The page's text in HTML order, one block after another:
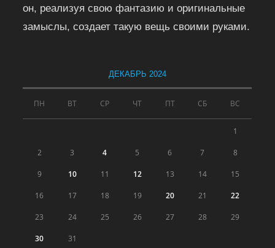
он, реализуя свою фантазию и оригинальные
замыслы, создает такую вещь своими руками.
ДЕКАБРЬ 2024
ПН ВТ СР ЧТ ПТ СБ ВС
1
2 3 4 5 6 7 8
9 10 11 12 13 14 15
16 17 18 19 20 21 22
23 24 25 26 27 28 29
30 31